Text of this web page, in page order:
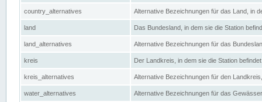
country_alternatives Alternative Bezeichnungen für das Land, in
land Das Bundesland, in dem sie die Station
land_alternatives Alternative Bezeichnungen für das
kreis Der Landkreis, in dem sie die Station befindet
kreis_alternatives Alternative Bezeichnungen für den
water_alternatives Alternative Bezeichnungen für das